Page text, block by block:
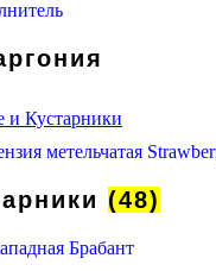
и Кустарники
(48)